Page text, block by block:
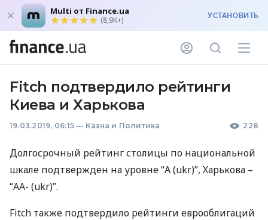
Multi от Finance.ua
(8,9K+) УСТАНОВИТЬ
Fitch подтвердило рейтинги
Киева и Харькова
19.03.2019, 06:15 — Казна и Политика 228
Долгосрочный рейтинг столицы по национальной
шкале подтвержден на уровне “А (ukr)”, Харькова –
“AA- (ukr)”.
Fitch также подтвердило рейтинги еврооблигаций